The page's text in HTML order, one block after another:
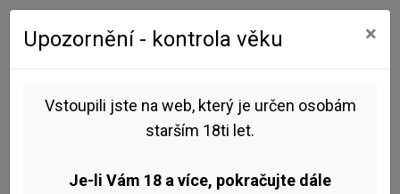
Upozornění - kontrola věku ×
Vstoupili jste na web, který je určen osobám
starším 18ti let.
Je-li Vám 18 a více, pokračujte dále